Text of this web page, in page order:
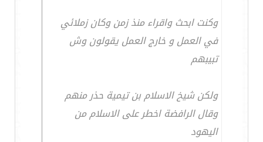
وكنت ابحث واقراء منذ زمن وكان زملائي
في العمل و خارج العمل يقولون وش
تبيبهم
ولكن شيخ الاسلام بن تيمية حذر منهم
وقال الرافضة اخطر على الاسلام من
اليهود